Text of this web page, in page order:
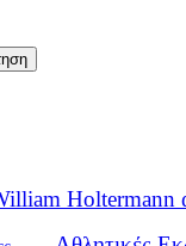
Holtermann